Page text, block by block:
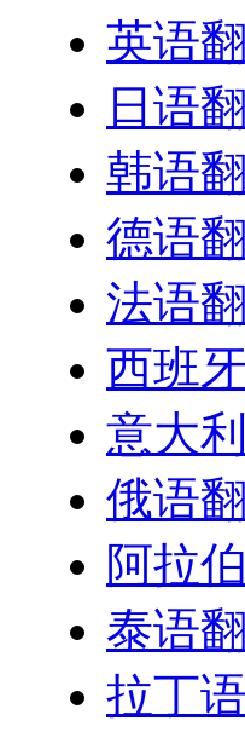
英语
日语
韩语
德语
法语
西班
意大
俄语
阿拉
泰语
拉丁